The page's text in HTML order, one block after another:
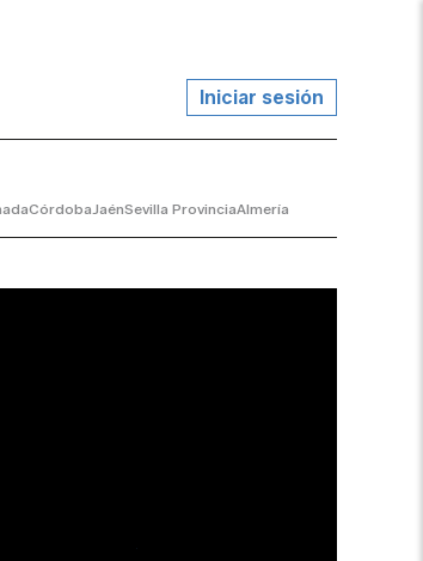
Iniciar sesión
CórdobaJaénSevilla ProvinciaAlmería